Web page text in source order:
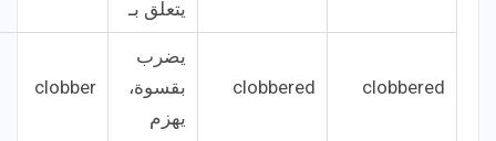
يتعلق بـ
clobbered
clobbered
يضرب
بقسوة،
يهزم
clobber